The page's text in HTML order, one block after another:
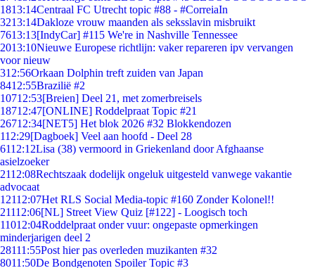
1813:14Centraal FC Utrecht topic #88 - #CorreiaIn
3213:14Dakloze vrouw maanden als seksslavin misbruikt
7613:13[IndyCar] #115 We're in Nashville Tennessee
2013:10Nieuwe Europese richtlijn: vaker repareren ipv vervangen
voor nieuw
312:56Orkaan Dolphin treft zuiden van Japan
8412:55Brazilië #2
10712:53[Breien] Deel 21, met zomerbreisels
18712:47[ONLINE] Roddelpraat Topic #21
26712:34[NET5] Het blok 2026 #32 Blokkendozen
112:29[Dagboek] Veel aan hoofd - Deel 28
6112:12Lisa (38) vermoord in Griekenland door Afghaanse
asielzoeker
2112:08Rechtszaak dodelijk ongeluk uitgesteld vanwege vakantie
advocaat
12112:07Het RLS Social Media-topic #160 Zonder Kolonel!!
21112:06[NL] Street View Quiz [#122] - Loogisch toch
11012:04Roddelpraat onder vuur: ongepaste opmerkingen
minderjarigen deel 2
28111:55Post hier pas overleden muzikanten #32
8011:50De Bondgenoten Spoiler Topic #3